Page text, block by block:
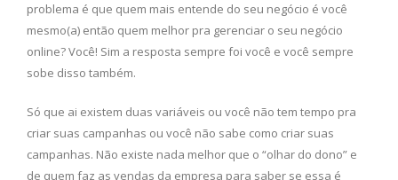
problema é que quem mais entende do seu negócio é você
mesmo(a) então quem melhor pra gerenciar o seu negócio
online? Você! Sim a resposta sempre foi você e você sempre
sobe disso também.
Só que ai existem duas variáveis ou você não tem tempo pra
criar suas campanhas ou você não sabe como criar suas
campanhas. Não existe nada melhor que o “olhar do dono” e
de quem faz as vendas da empresa para saber se essa é